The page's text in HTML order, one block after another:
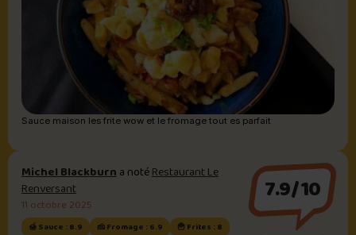
Sauce maison les frite wow et le fromage tout es parfait
Michel Blackburna notéRestaurant Le
Renversant
11 octobre 2025
🍯 Sauce : 8.9 🧀 Fromage : 6.9 🍟 Frites : 8
7.9/10